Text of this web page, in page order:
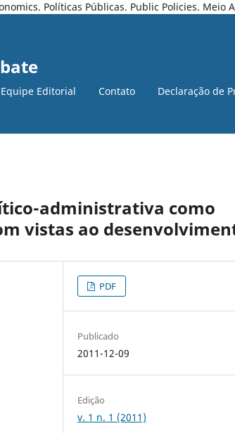
Políticas Públicas. Public Policies. Meio
Equipe Editorial Contato Declaração de
administrativa como
vistas ao
PDF
Publicado
2011-12-09
Edição
v. 1 n. 1 (2011)